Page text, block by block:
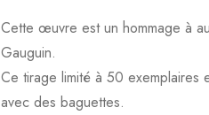
Cette œuvre est un hommage à
Gauguin.
Ce tirage limité à 50 exemplaires
avec des baguettes.